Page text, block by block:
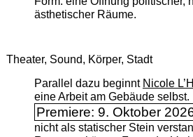
ästhetischer Räume.
Theater, Sound, Körper, Stadt
Parallel dazu beginnt Nicole
eine Arbeit am Gebäude selbst.
Premiere: 9. Oktober
nicht als statischer Stein